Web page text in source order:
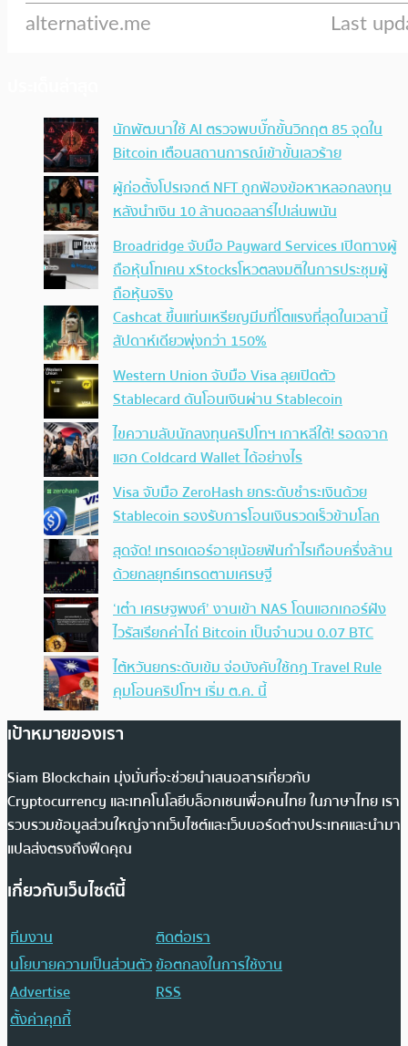
นักพัฒนาใช้ AI ตรวจพบบั๊กขั้นวิกฤต 85 จุดใน
Bitcoin เตือนสถานการณ์เข้าขั้นเลวร้าย
ผู้ก่อตั้งโปรเจกต์ NFT ถูกฟ้องข้อหาหลอกลงทุน
หลังนำเงิน 10 ล้านดอลลาร์ไปเล่นพนัน
Broadridge จับมือ Payward Services เปิดทางผู้
ถือหุ้นโทเคน xStocksโหวตลงมติในการประชุมผู้
ถือหุ้นจริง
Cashcat ขึ้นแท่นเหรียญมีมที่โตแรงที่สุดในเวลานี้
สัปดาห์เดียวพุ่งกว่า 150%
Western Union จับมือ Visa ลุยเปิดตัว
Stablecard ดันโอนเงินผ่าน Stablecoin
ไขความลับนักลงทุนคริปโทฯ เกาหลีใต้! รอดจาก
แฮก Coldcard Wallet ได้อย่างไร
Visa จับมือ ZeroHash ยกระดับชำระเงินด้วย
Stablecoin รองรับการโอนเงินรวดเร็วข้ามโลก
สุดจัด! เทรดเดอร์อายุน้อยฟันกำไรเกือบครึ่งล้าน
ด้วยกลยุทธ์เทรดตามเศรษฐี
‘เต๋า เศรษฐพงศ์’ งานเข้า NAS โดนแฮกเกอร์ฝัง
ไวรัสเรียกค่าไถ่ Bitcoin เป็นจำนวน 0.07 BTC
ไต้หวันยกระดับเข้ม จ่อบังคับใช้กฏ Travel Rule
คุมโอนคริปโทฯ เริ่ม ต.ค. นี้
เป้าหมายของเรา
Siam Blockchain มุ่งมั่นที่จะช่วยนำเสนอสารเกี่ยวกับ
Cryptocurrency และเทคโนโลยีบล็อกเชนเพื่อคนไทย ในภาษาไทย เรา
รวบรวมข้อมูลส่วนใหญ่จากเว็บไซต์และเว็บบอร์ดต่างประเทศและนำมา
แปลส่งตรงถึงฟีดคุณ
เกี่ยวกับเว็บไซต์นี้
ทีมงาน
ติดต่อเรา
นโยบายความเป็นส่วนตัวข้อตกลงในการใช้งาน
Advertise
RSS
ตั้งค่าคุกกี้